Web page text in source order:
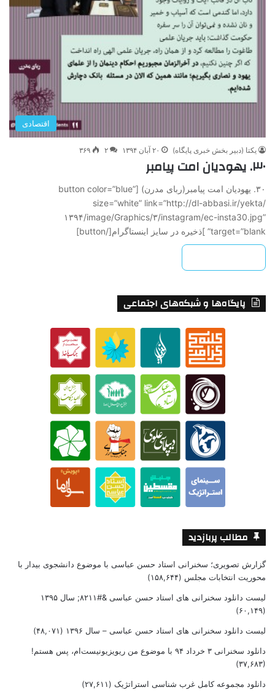
اقتصادی
یکتا (دبیر بخش خبری پایگاه) ۲۰ آبان ۱۳۹۴ ۲ ۳۶۹
۳۰. یهودیان امت پیامبر
۳۰. یهودیان امت پیامبر(ربای مدرن) [button color=”blue”
size=”white” link=”http://dl-abbasi.ir/yekta/
۱۳۹۴/image/Graphics/۳/instagram/ec-insta30.jpg”
target=”blank” ]ذخیره در سایز اینستاگرام[/button]
پایگاه‌ها و شبکه‌های اجتماعی
مطالب پربازدید
گزارش تصویری؛ سخنرانی استاد حسن عباسی با موضوع دانشجوی بیدار با
محوریت انتخابات مجلس (۱۵۸,۶۴۴)
لیست دانلود سخنرانی های استاد حسن عباسی &#۸۲۱۱; سال ۱۳۹۵
(۶۰,۱۴۹)
لیست دانلود سخنرانی های استاد حسن عباسی – سال ۱۳۹۶ (۴۸,۰۷۱)
دانلود سخنرانی ۳ خرداد ۹۴ با موضوع من ریویزیونیست‌ام، پس هستم!
(۳۷,۶۸۳)
دانلود مجموعه کامل غرب شناسی استراتژیک (۲۷,۶۱۱)